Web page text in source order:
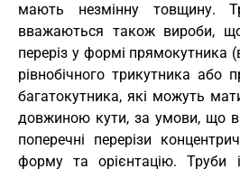
мають незмінну товщину.
вважаються також вироби,
переріз у формі
рівнобічного трикутника або
багатокутника, які можуть
довжиною кути, за умови, що
поперечні перерізи
форму та орієнтацію.